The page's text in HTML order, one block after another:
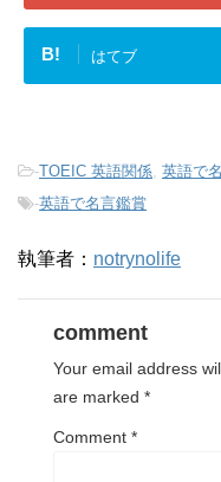
B! はてブ
-TOEIC 英語関係 英語で
-英語で名言鑑賞
執筆者： notrynolife
comment
Your email address
are marked *
Comment *